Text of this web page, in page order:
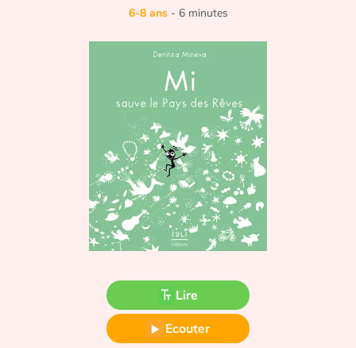
Bibliothèque
Contes d'ici et d'ailleurs
Fable, mythe, littérature et poésie
Princesses et princes, rois, reines et dragons
Ogres, monstres et sorcières
6-8 ans- 6 minutes
Lire
Ecouter